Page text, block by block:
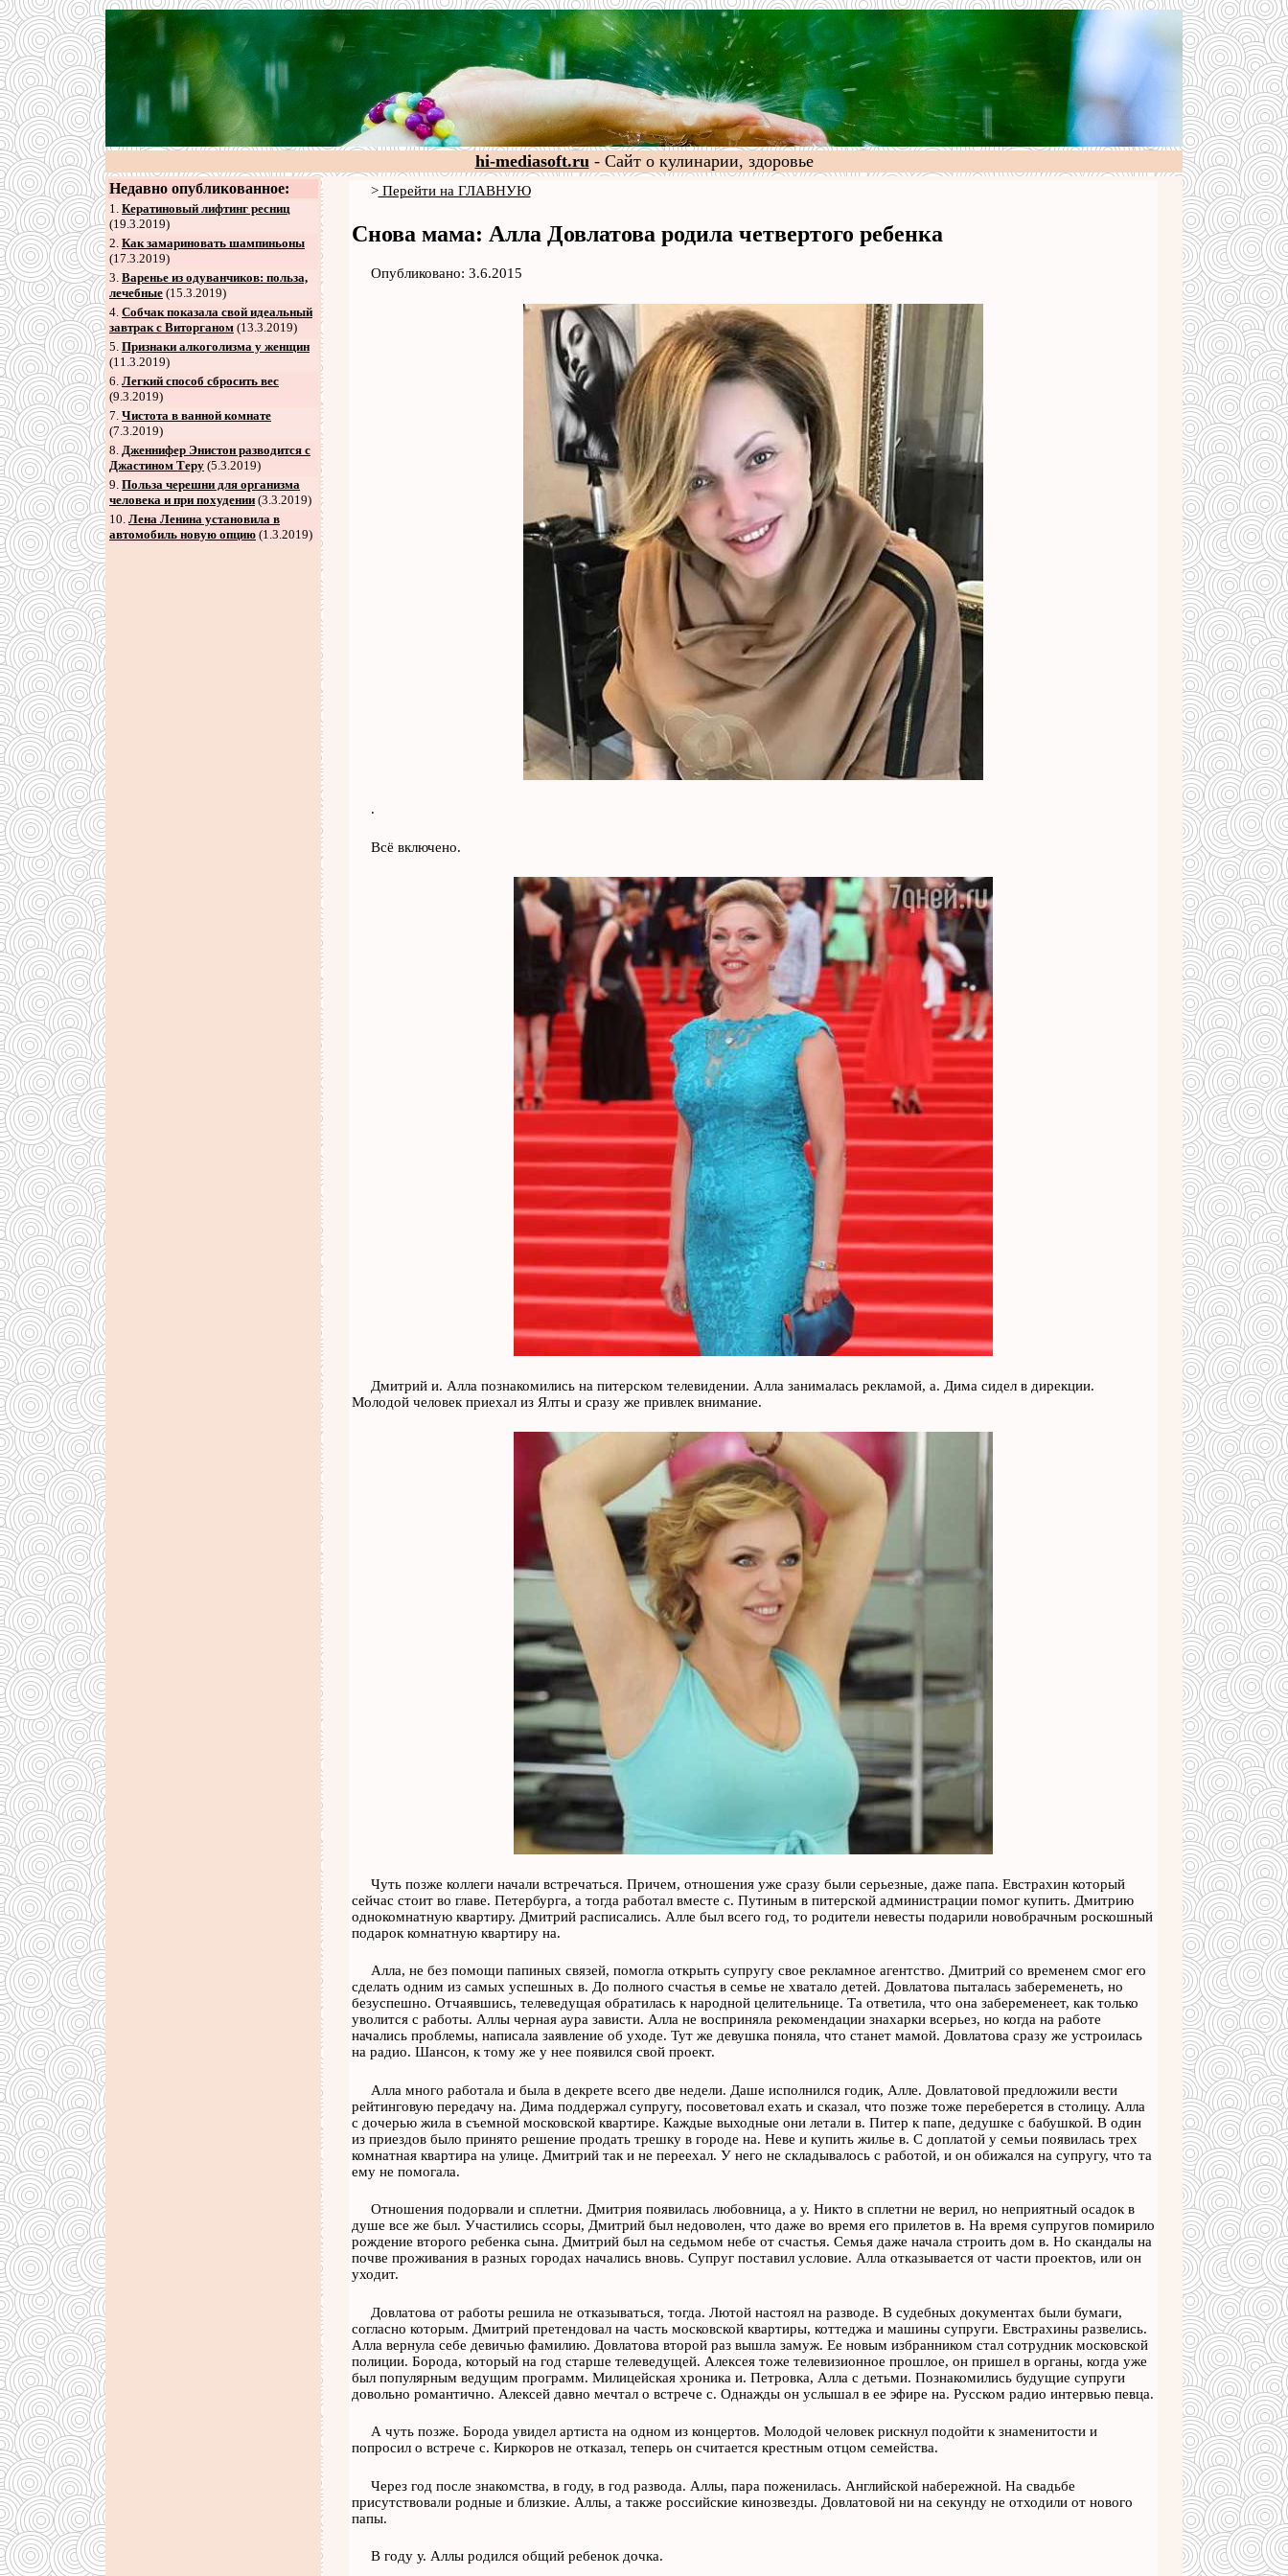
hi-mediasoft.ru- Сайт о кулинарии, здоровье
Недавно опубликованное:
1. Кератиновый лифтинг ресниц
(19.3.2019)
2. Как замариновать шампиньоны
(17.3.2019)
3. Варенье из одуванчиков: польза,
лечебные (15.3.2019)
4. Собчак показала свой идеальный
завтрак с Виторганом (13.3.2019)
5. Признаки алкоголизма у женщин
(11.3.2019)
6. Легкий способ сбросить вес
(9.3.2019)
7. Чистота в ванной комнате
(7.3.2019)
8. Дженнифер Энистон разводится с
Джастином Теру (5.3.2019)
9. Польза черешни для организма
человека и при похудении (3.3.2019)
10. Лена Ленина установила в
автомобиль новую опцию (1.3.2019)
>Перейти на ГЛАВНУЮ
Снова мама: Алла Довлатова родила четвертого ребенка
Опубликовано: 3.6.2015
.
Всё включено.
Дмитрий и. Алла познакомились на питерском телевидении. Алла занималась рекламой, а. Дима сидел в дирекции.
Молодой человек приехал из Ялты и сразу же привлек внимание.
Чуть позже коллеги начали встречаться. Причем, отношения уже сразу были серьезные, даже папа. Евстрахин который
сейчас стоит во главе. Петербурга, а тогда работал вместе с. Путиным в питерской администрации помог купить. Дмитрию
однокомнатную квартиру. Дмитрий расписались. Алле был всего год, то родители невесты подарили новобрачным роскошный
подарок комнатную квартиру на.
Алла, не без помощи папиных связей, помогла открыть супругу свое рекламное агентство. Дмитрий со временем смог его
сделать одним из самых успешных в. До полного счастья в семье не хватало детей. Довлатова пыталась забеременеть, но
безуспешно. Отчаявшись, телеведущая обратилась к народной целительнице. Та ответила, что она забеременеет, как только
уволится с работы. Аллы черная аура зависти. Алла не восприняла рекомендации знахарки всерьез, но когда на работе
начались проблемы, написала заявление об уходе. Тут же девушка поняла, что станет мамой. Довлатова сразу же устроилась
на радио. Шансон, к тому же у нее появился свой проект.
Алла много работала и была в декрете всего две недели. Даше исполнился годик, Алле. Довлатовой предложили вести
рейтинговую передачу на. Дима поддержал супругу, посоветовал ехать и сказал, что позже тоже переберется в столицу. Алла
с дочерью жила в съемной московской квартире. Каждые выходные они летали в. Питер к папе, дедушке с бабушкой. В один
из приездов было принято решение продать трешку в городе на. Неве и купить жилье в. С доплатой у семьи появилась трех
комнатная квартира на улице. Дмитрий так и не переехал. У него не складывалось с работой, и он обижался на супругу, что та
ему не помогала.
Отношения подорвали и сплетни. Дмитрия появилась любовница, а у. Никто в сплетни не верил, но неприятный осадок в
душе все же был. Участились ссоры, Дмитрий был недоволен, что даже во время его прилетов в. На время супругов помирило
рождение второго ребенка сына. Дмитрий был на седьмом небе от счастья. Семья даже начала строить дом в. Но скандалы на
почве проживания в разных городах начались вновь. Супруг поставил условие. Алла отказывается от части проектов, или он
уходит.
Довлатова от работы решила не отказываться, тогда. Лютой настоял на разводе. В судебных документах были бумаги,
согласно которым. Дмитрий претендовал на часть московской квартиры, коттеджа и машины супруги. Евстрахины развелись.
Алла вернула себе девичью фамилию. Довлатова второй раз вышла замуж. Ее новым избранником стал сотрудник московской
полиции. Борода, который на год старше телеведущей. Алексея тоже телевизионное прошлое, он пришел в органы, когда уже
был популярным ведущим программ. Милицейская хроника и. Петровка, Алла с детьми. Познакомились будущие супруги
довольно романтично. Алексей давно мечтал о встрече с. Однажды он услышал в ее эфире на. Русском радио интервью певца.
А чуть позже. Борода увидел артиста на одном из концертов. Молодой человек рискнул подойти к знаменитости и
попросил о встрече с. Киркоров не отказал, теперь он считается крестным отцом семейства.
Через год после знакомства, в году, в год развода. Аллы, пара поженилась. Английской набережной. На свадьбе
присутствовали родные и близкие. Аллы, а также российские кинозвезды. Довлатовой ни на секунду не отходили от нового
папы.
В году у. Аллы родился общий ребенок дочка.